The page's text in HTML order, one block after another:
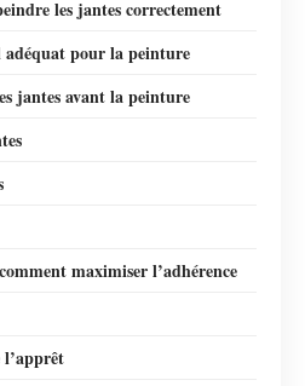
les jantes correctement
adéquat pour la peinture
jantes avant la peinture
maximiser l’adhérence